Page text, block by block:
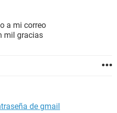
a mi correo
mil gracias
de gmail